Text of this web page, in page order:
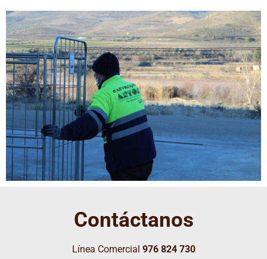
Contáctanos
Línea Comercial 976 824 730